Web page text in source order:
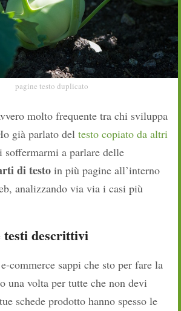
pagine testo duplicato
molto frequente tra chi sviluppa
già parlato del testo copiato da altri
soffermarmi a parlare delle
di testo in più pagine all’interno
analizzando via via i casi più
testi descrittivi
commerce sappi che sto per fare la
una volta per tutte che non devi
schede prodotto hanno spesso le